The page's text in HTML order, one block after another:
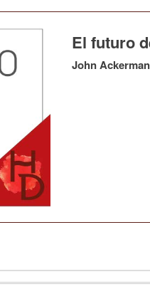
El futuro
John Ackerman